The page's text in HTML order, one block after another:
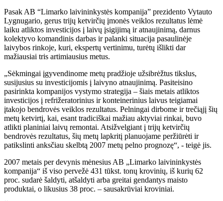
Pasak AB “Limarko laivininkystės kompanija” prezidento Vytauto
Lygnugario, gerus trijų ketvirčių įmonės veiklos rezultatus lėmė
laiku atliktos investicijos į laivų įsigijimą ir atnaujinimą, darnus
kolektyvo komandinis darbas ir palanki situacija pasaulinėje
laivybos rinkoje, kuri, ekspertų vertinimu, turėtų išlikti dar
mažiausiai tris artimiausius metus.
„Sėkmingai įgyvendinome metų pradžioje užsibrėžtus tikslus,
susijusius su investicijomis į laivyno atnaujinimą. Pasiteisino
pasirinkta kompanijos vystymo strategija – šiais metais atliktos
investicijos į refrižeratorinius ir konteinerinius laivus teigiamai
įtakojo bendrovės veiklos rezultatus. Pelningai dirbome ir trečiąjį šių
metų ketvirtį, kai, esant tradiciškai mažiau aktyviai rinkai, buvo
atlikti planiniai laivų remontai. Atsižvelgiant į trijų ketvirčių
bendrovės rezultatus, šių metų lapkritį planuojame peržiūrėti ir
patikslinti anksčiau skelbtą 2007 metų pelno prognozę“, - teigė jis.
2007 metais per devynis mėnesius AB „Limarko laivininkystės
kompanija“ iš viso pervežė 431 tūkst. tonų krovinių, iš kurių 62
proc. sudarė šaldyti, atšaldyti arba greitai gendantys maisto
produktai, o likusius 38 proc. – sausakrūviai kroviniai.